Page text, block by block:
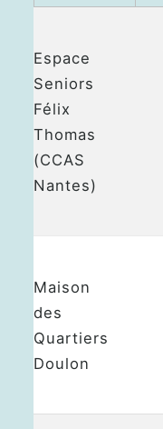
Espace
Seniors
Félix
Thomas
(CCAS
Nantes)
Maison
des
Quartiers
Doulon